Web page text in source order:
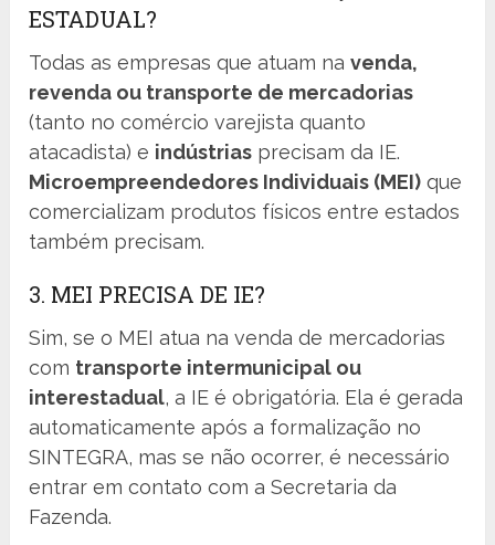
ESTADUAL?
Todas as empresas que atuam navenda,
revenda ou transporte de mercadorias
(tanto no comércio varejista quanto
atacadista) e indústrias precisam da IE.
Microempreendedores Individuais (MEI) que
comercializam produtos físicos entre estados
também precisam.
3. MEI PRECISA DE IE?
Sim, se o MEI atua na venda de mercadorias
com transporte intermunicipal ou
interestadual, a IE é obrigatória. Ela é gerada
automaticamente após a formalização no
SINTEGRA, mas se não ocorrer, é necessário
entrar em contato com a Secretaria da
Fazenda.